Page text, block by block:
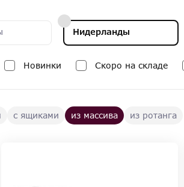
Нидерланды
Новинки Скоро на складе
с ящиками из массива из ротанга